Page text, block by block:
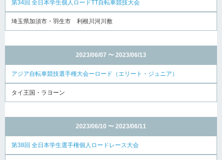
第34回 全日本学生個人ロードTT自転車競技大会
埼玉県加須市・羽生市 利根川河川敷
2023/06/07 〜 2023/06/13
アジア自転車競技選手権大会ーロード（エリート・ジュニア）
タイ王国・ラヨーン
2023/06/10 〜 2023/06/11
第38回 全日本学生選手権個人ロードレース大会